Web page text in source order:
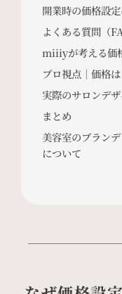
開業時の価格設
よくある質問（
miiiyが考える価
プロ視点｜価格
実際のサロンデ
まとめ
美容室のブラン
について